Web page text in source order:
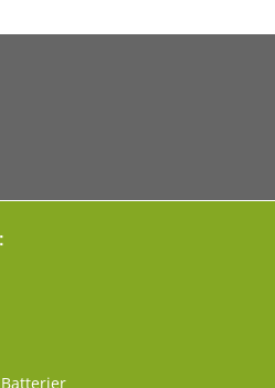
Batterier